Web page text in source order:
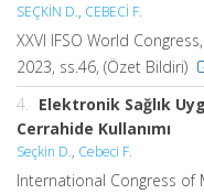
SEÇKİN D., CEBECİ F.
XXVI IFSO World
2023, ss.46, (Özet Bildiri)
4.
Elektronik Sağlık
Cerrahide Kullanımı
Seçkin D., Cebeci F.
International Congress of